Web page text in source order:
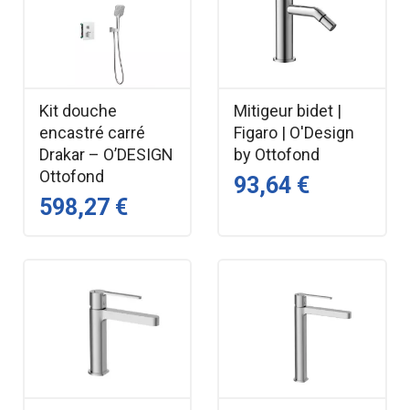
Kit douche
encastré carré
Drakar – O’DESIGN
Ottofond
598,27 €
Mitigeur bidet |
Figaro | O'Design
by Ottofond
93,64 €